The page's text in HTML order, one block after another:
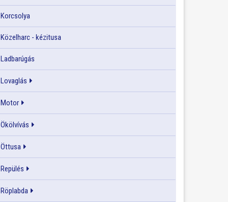
Korcsolya
Közelharc - kézitusa
Ladbarúgás
Lovaglás
Motor
Ökölvívás
Öttusa
Repülés
Röplabda